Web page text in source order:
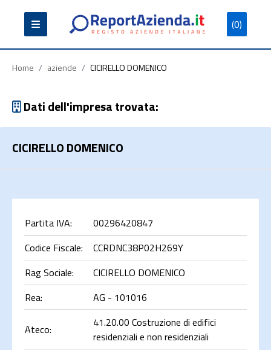
(0)
Partita
Iva
Codice
Fiscale
Ragione
Sociale
Cerca
Home / aziende / CICIRELLO DOMENICO
Dati dell'impresa trovata:
CICIRELLO DOMENICO
Partita IVA:
00296420847
Codice Fiscale:
CCRDNC38P02H269Y
Rag Sociale:
CICIRELLO DOMENICO
Rea:
AG - 101016
Ateco:
41.20.00 Costruzione di edifici
residenziali e non residenziali